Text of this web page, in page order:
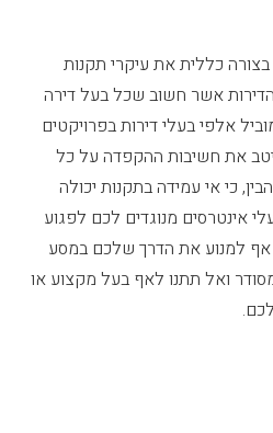
כללית את עיקרי תקנות
הדירות אשר חשוב שכל בעל דירה
אלפי בעלי דירות בפרויקטים
את חשיבות ההקפדה על כל
כי אי עמידה בתקנות יכולה
אינטרסים מנוגדים לכם לפגוע
אף למנוע את הדרך שלכם במסע
ואל תתנו לאף בעל מקצוע או